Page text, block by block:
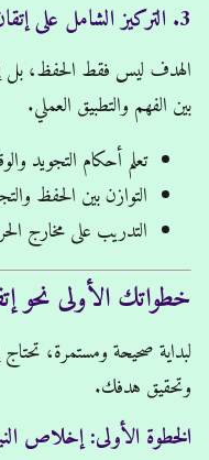
3. التركيز الشامل على إتقان التلاوة
الهدف ليس فقط الحفظ، بل
بين الفهم والتطبيق العملي.
تعلم أحكام التجويد
التوازن بين الحفظ
التدريب على مخارج
خطواتك الأولى نحو
لبداية صحيحة ومستمرة،
وتحقيق هدفك.
الخطوة الأولى: إخلاص